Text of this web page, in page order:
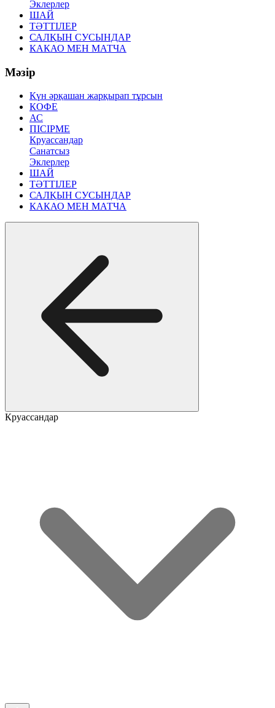
Эклерлер
ШАЙ
ТӘТТІЛЕР
САЛҚЫН СУСЫНДАР
КАКАО МЕН МАТЧА
Мәзір
Күн әрқашан жарқырап тұрсын
КОФЕ
АС
ПІСІРМЕ
Круассандар
Санатсыз
Эклерлер
ШАЙ
ТӘТТІЛЕР
САЛҚЫН СУСЫНДАР
КАКАО МЕН МАТЧА
Круассандар